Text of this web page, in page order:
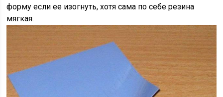
форму если ее изогнуть, хотя сама по себе резина
мягкая.